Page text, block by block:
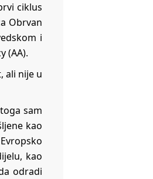
ciklus
Obrvan
i
(AA).
ali nije u
sam
kao
kao
odradi